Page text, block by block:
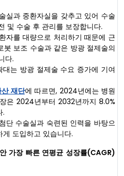
실과 중환자실을 갖추고 있어 수술
및 수술 후 관리를 보장합니다.
자를 대량으로 처리하기 때문에 근
봇 보조 수술과 같은 방광 절제술의
다.
는 방광 절제술 수요 증가에 기여
재단에 따르면, 2024년에는 병원
은 2024년부터 2032년까지 8.0%
.
단 수술실과 숙련된 인력을 바탕으
도입하고 있습니다.
가장 빠른 연평균 성장률(CAGR)